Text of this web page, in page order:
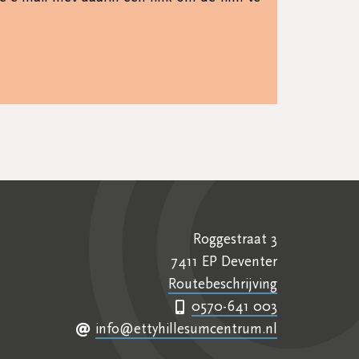
Roggestraat 3
7411 EP Deventer
Routebeschrijving
0570-641 003
info@ettyhillesumcentrum.nl